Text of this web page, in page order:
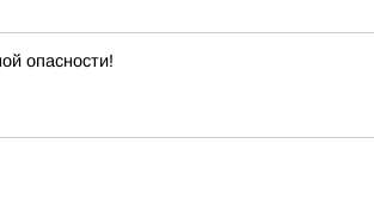
опасности!